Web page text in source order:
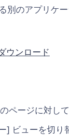
別のアプリケ
ウンロード
ページに対し
] ビューを切